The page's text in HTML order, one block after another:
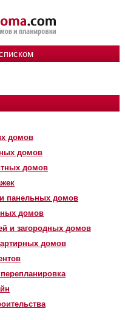
домов
домов
домов
панельных домов
домов
и загородных домов
домов